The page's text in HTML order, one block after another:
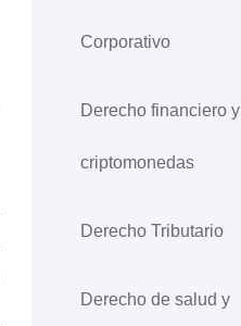
Corporativo
Derecho financiero y
criptomonedas
Derecho Tributario
Derecho de salud y